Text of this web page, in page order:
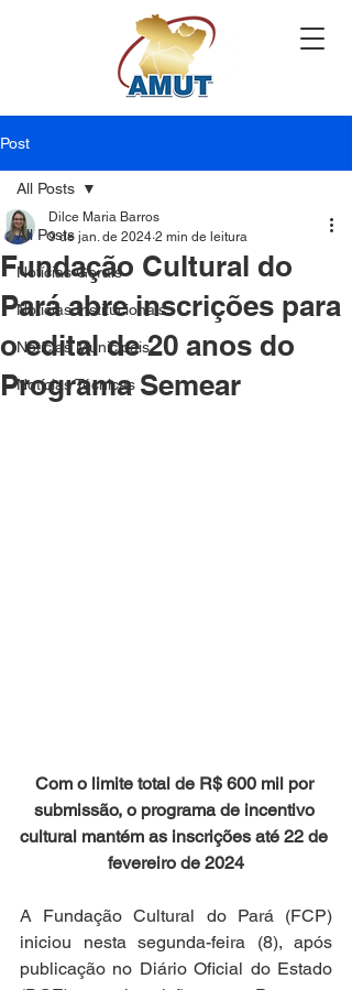
Post
All Posts
Notícias Gerais
Notícias Institucionais
Notícias Municipais
Notícias Técnicas
All Posts
Fundação Cultural do
Pará abre inscrições para
o edital de 20 anos do
Programa Semear
Dilce Maria Barros
9 de jan. de 2024 2 min de leitura
Com o limite total de R$ 600 mil por
submissão, o programa de incentivo
cultural mantém as inscrições até 22 de
fevereiro de 2024
A Fundação Cultural do Pará (FCP)
iniciou nesta segunda-feira (8), após
publicação no Diário Oficial do Estado